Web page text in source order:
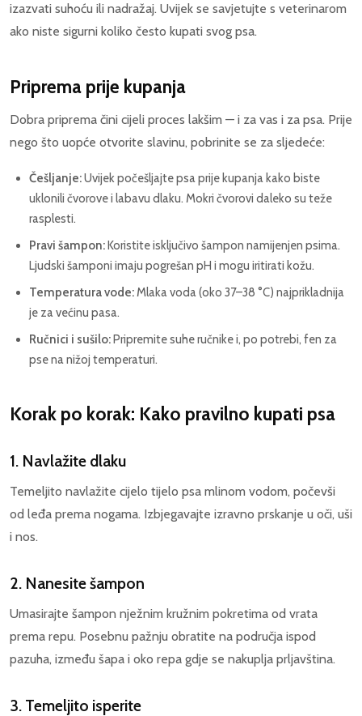
izazvati suhoću ili nadražaj. Uvijek se savjetujte s veterinarom
ako niste sigurni koliko često kupati svog psa.
Priprema prije kupanja
Dobra priprema čini cijeli proces lakšim — i za vas i za psa. Prije
nego što uopće otvorite slavinu, pobrinite se za sljedeće:
Češljanje:Uvijek počešljajte psa prije kupanja kako biste
uklonili čvorove i labavu dlaku. Mokri čvorovi daleko su teže
rasplesti.
Pravi šampon:Koristite isključivo šampon namijenjen psima.
Ljudski šamponi imaju pogrešan pH i mogu iritirati kožu.
Temperatura vode:Mlaka voda (oko 37–38 °C) najprikladnija
je za većinu pasa.
Ručnici i sušilo:Pripremite suhe ručnike i, po potrebi, fen za
pse na nižoj temperaturi.
Korak po korak: Kako pravilno kupati psa
1. Navlažite dlaku
Temeljito navlažite cijelo tijelo psa mlinom vodom, počevši
od leđa prema nogama. Izbjegavajte izravno prskanje u oči, uši
i nos.
2. Nanesite šampon
Umasirajte šampon nježnim kružnim pokretima od vrata
prema repu. Posebnu pažnju obratite na područja ispod
pazuha, između šapa i oko repa gdje se nakuplja prljavština.
3. Temeljito isperite